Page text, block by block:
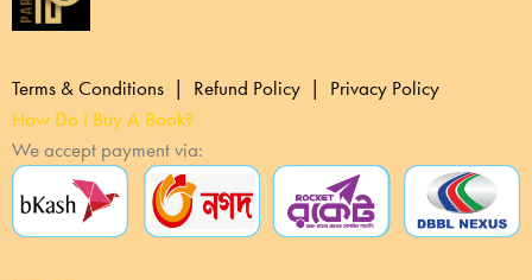
Terms & Conditions | Refund Policy | Privacy Policy
How Do I Buy A Book?
We accept payment via: